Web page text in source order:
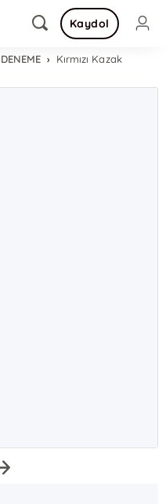
Kaydol
DENEME Kırmızı Kazak